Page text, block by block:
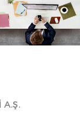
N
A
V
A.Ş.